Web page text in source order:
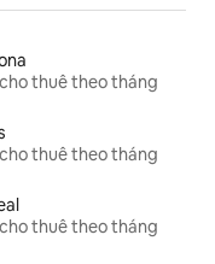
thuê theo tháng
thuê theo tháng
thuê theo tháng